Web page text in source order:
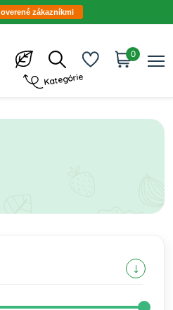
zákazníkmi
Kategórie
0